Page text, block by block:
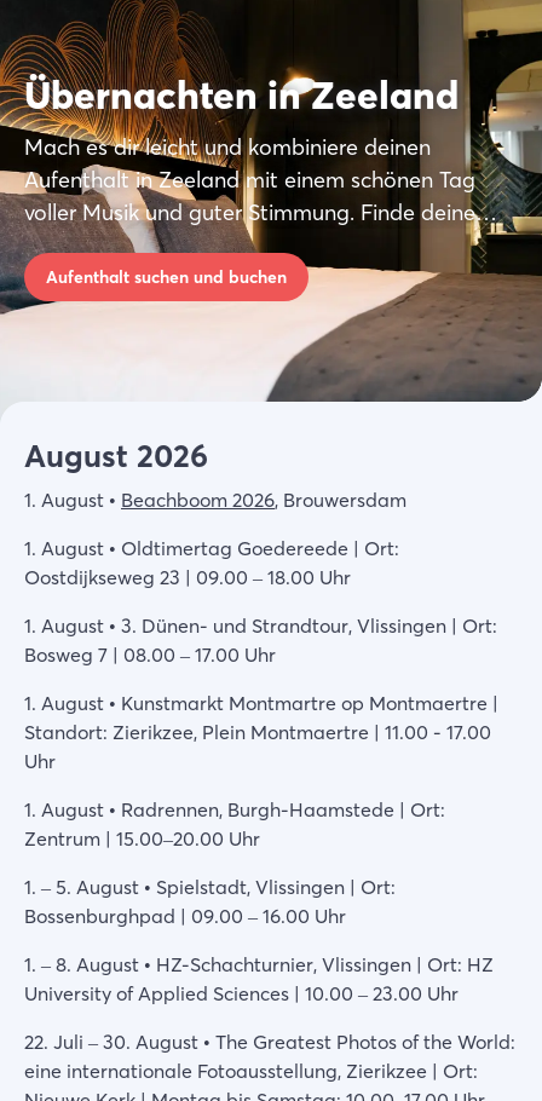
Übernachten in Zeeland
Mach es dir leicht und kombiniere deinen
Aufenthalt in Zeeland mit einem schönen Tag
voller Musik und guter Stimmung. Finde deine
Unterkunft in Zeeland und buche direkt bei
lokalen Anbietern.
Aufenthalt suchen und buchen
August 2026
1. August • Beachboom 2026, Brouwersdam
1. August • Oldtimertag Goedereede | Ort:
Oostdijkseweg 23 | 09.00 – 18.00 Uhr
1. August • 3. Dünen- und Strandtour, Vlissingen | Ort:
Bosweg 7 | 08.00 – 17.00 Uhr
1. August • Kunstmarkt Montmartre op Montmaertre |
Standort: Zierikzee, Plein Montmaertre | 11.00 - 17.00
Uhr
1. August • Radrennen, Burgh-Haamstede | Ort:
Zentrum | 15.00–20.00 Uhr
1. – 5. August • Spielstadt, Vlissingen | Ort:
Bossenburghpad | 09.00 – 16.00 Uhr
1. – 8. August • HZ-Schachturnier, Vlissingen | Ort: HZ
University of Applied Sciences | 10.00 – 23.00 Uhr
22. Juli – 30. August • The Greatest Photos of the World:
eine internationale Fotoausstellung, Zierikzee | Ort: